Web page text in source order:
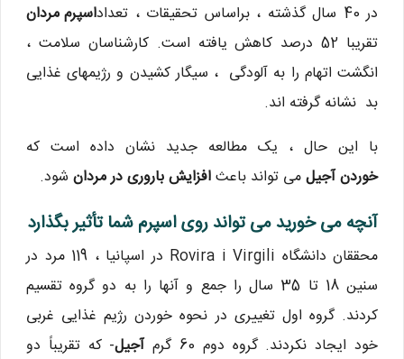
در 40 سال گذشته ، براساس تحقیقات ، تعداد
اسپرم مردان
تقریبا 52 درصد کاهش یافته است. کارشناسان سلامت ،
انگشت اتهام را به آلودگی ، سیگار کشیدن و رژیمهای غذایی
بد نشانه گرفته اند.
با این حال ، یک مطالعه جدید نشان داده است که
خوردن آجیلمی تواند باعثافزایش باروری در مردان شود.
آنچه می خورید می تواند روی اسپرم شما تأثیر بگذارد
محققان دانشگاه Rovira i Virgili در اسپانیا ، 119 مرد در
سنین 18 تا 35 سال را جمع و آنها را به دو گروه تقسیم
کردند. گروه اول تغییری در نحوه خوردن رژیم غذایی غربی
خود ایجاد نکردند. گروه دوم 60 گرم
آجیل- که تقریباً دو